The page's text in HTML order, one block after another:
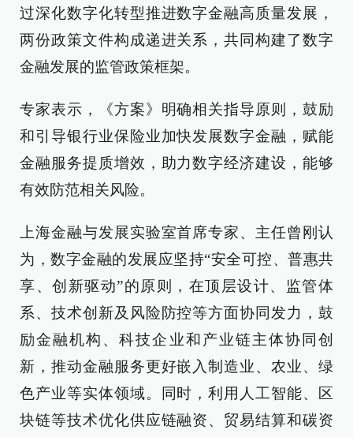
过深化数字化转型推进数字金融高质量发展，
两份政策文件构成递进关系，共同构建了数字
金融发展的监管政策框架。
专家表示，《方案》明确相关指导原则，鼓励
和引导银行业保险业加快发展数字金融，赋能
金融服务提质增效，助力数字经济建设，能够
有效防范相关风险。
上海金融与发展实验室首席专家、主任曾刚认
为，数字金融的发展应坚持“安全可控、普惠共
享、创新驱动”的原则，在顶层设计、监管体
系、技术创新及风险防控等方面协同发力，鼓
励金融机构、科技企业和产业链主体协同创
新，推动金融服务更好嵌入制造业、农业、绿
色产业等实体领域。同时，利用人工智能、区
块链等技术优化供应链融资、贸易结算和碳资